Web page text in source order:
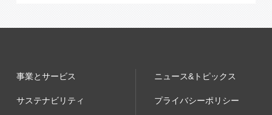
事業とサービス ニュース&トピックス
サステナビリティ プライバシーポリシー